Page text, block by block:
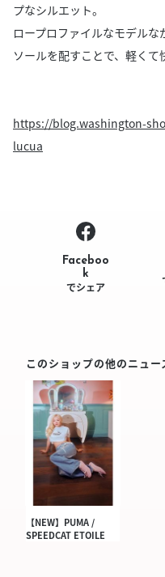
プなシルエット。
ロープロファイルなモデルな
ソールを配すことで、軽くて
https://blog.washington-
lucua
Faceboo
k
でシェア
このショップの他のニュー
【NEW】PUMA /
SPEEDCAT ETOILE